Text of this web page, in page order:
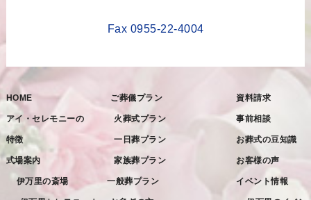
2022年11月
2022年10月
2022年9月
2022年8月
2022年7月
Fax 0955-22-4004
HOME
アイ・セレモニーの
特徴
式場案内
伊万里の斎場
ご葬儀プラン
火葬式プラン
一日葬プラン
家族葬プラン
一般葬プラン
資料請求
事前相談
お葬式の豆知識
お客様の声
イベント情報